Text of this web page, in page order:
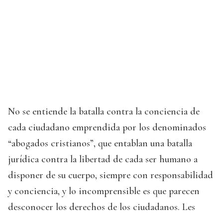
No se entiende la batalla contra la conciencia de
cada ciudadano emprendida por los denominados
“abogados cristianos”, que entablan una batalla
jurídica contra la libertad de cada ser humano a
disponer de su cuerpo, siempre con responsabilidad
y conciencia, y lo incomprensible es que parecen
desconocer los derechos de los ciudadanos. Les